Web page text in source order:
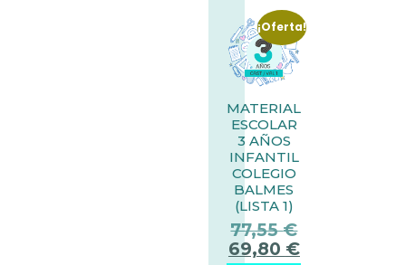
¡Oferta!
MATERIAL
ESCOLAR
3 AÑOS
INFANTIL
COLEGIO
BALMES
(LISTA 1)
77,55€
69,80 €